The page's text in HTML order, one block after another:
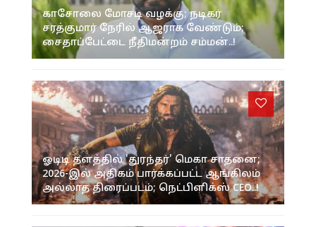
காசோலை மோசடி வழக்கு; நடிகர்
சரத்குமார் நேரில் ஆஜராக வேண்டும்;
சைதாப்பேட்டை நீதிமன்றம் சம்மன்..!
ஓடிடி தளத்தில் 'துரந்தர்' மெகா சாதனை;
2026-இல் அதிகம் பார்க்கப்பட்ட ஆங்கிலம்
அல்லாத திரைப்படம்; நெட்பிளிக்ஸ் CEO..!